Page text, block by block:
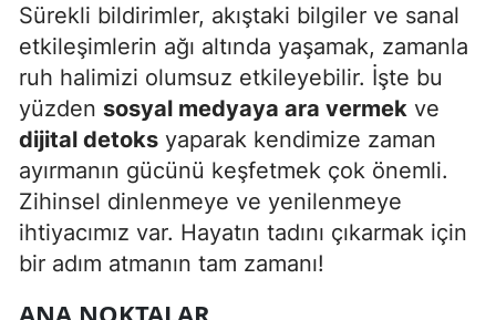
Edirne
Elazığ
Erzincan
Erzurum
Eskişehir
Gaziantep
Sürekli bildirimler, akıştaki bilgiler ve sanal
etkileşimlerin ağı altında yaşamak, zamanla
ruh halimizi olumsuz etkileyebilir. İşte bu
yüzden sosyal medyaya ara vermek ve
dijital detoks yaparak kendimize zaman
ayırmanın gücünü keşfetmek çok önemli.
Zihinsel dinlenmeye ve yenilenmeye
ihtiyacımız var. Hayatın tadını çıkarmak için
bir adım atmanın tam zamanı!